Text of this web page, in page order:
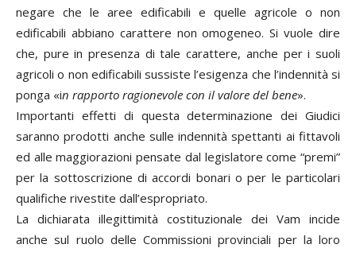
negare che le aree edificabili e quelle agricole o non
edificabili abbiano carattere non omogeneo. Si vuole dire
che, pure in presenza di tale carattere, anche per i suoli
agricoli o non edificabili sussiste l’esigenza che l’indennità si
ponga «in rapporto ragionevole con il valore del bene».
Importanti effetti di questa determinazione dei Giudici
saranno prodotti anche sulle indennità spettanti ai fittavoli
ed alle maggiorazioni pensate dal legislatore come “premi”
per la sottoscrizione di accordi bonari o per le particolari
qualifiche rivestite dall’espropriato.
La dichiarata illegittimità costituzionale dei Vam incide
anche sul ruolo delle Commissioni provinciali per la loro